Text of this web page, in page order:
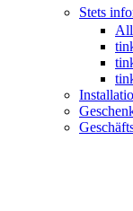
Stets